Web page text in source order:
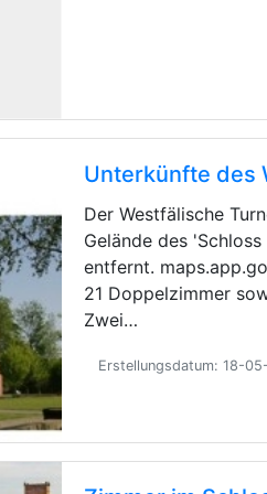
Unterkünfte des
Der Westfälische
Gelände des
entfernt.
21 Doppelzimmer
Zwei…
Erstellungsdatum: 18-